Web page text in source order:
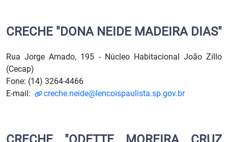
CRECHE "DONA NEIDE MADEIRA DIAS"
Rua Jorge Amado, 195 - Núcleo Habitacional João Zillo
(Cecap)
Fone: (14) 3264-4466
E-mail:
creche.neide@lencoispaulista.sp.gov.br